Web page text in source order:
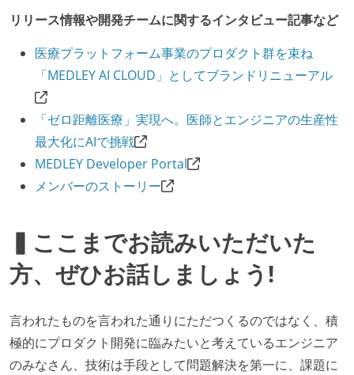
リリース情報や開発チームに関するインタビュー記事など
医療プラットフォーム事業のプロダクト群を束ね
「MEDLEY AI CLOUD」としてブランドリニューアル
「ゼロ距離医療」実現へ。医師とエンジニアの生産性
最大化にAIで挑戦
MEDLEY Developer Portal
メンバーのストーリー
▍ここまでお読みいただいた
方、ぜひお話しましょう!
言われたものを言われた通りにただつくるのではなく、積
極的にプロダクト開発に臨みたいと考えているエンジニア
のみなさん、技術は手段として問題解決を第一に、課題に